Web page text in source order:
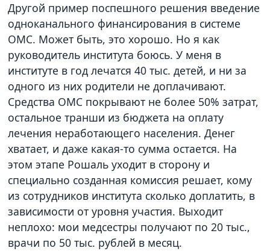
Другой пример поспешного решения введение
одноканального финансирования в системе
ОМС. Может быть, это хорошо. Но я как
руководитель института боюсь. У меня в
институте в год лечатся 40 тыс. детей, и ни за
одного из них родители не доплачивают.
Средства ОМС покрывают не более 50% затрат,
остальное транши из бюджета на оплату
лечения неработающего населения. Денег
хватает, и даже какая-то сумма остается. На
этом этапе Рошаль уходит в сторону и
специально созданная комиссия решает, кому
из сотрудников института сколько доплатить, в
зависимости от уровня участия. Выходит
неплохо: мои медсестры получают по 20 тыс.,
врачи по 50 тыс. рублей в месяц.